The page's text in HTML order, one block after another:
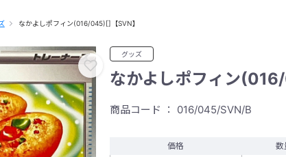
なかよしポフィン(016/045)[]【SVN】
グッズ
なかよしポフィン
商品コード ： 016/045/SVN/B
価格 数